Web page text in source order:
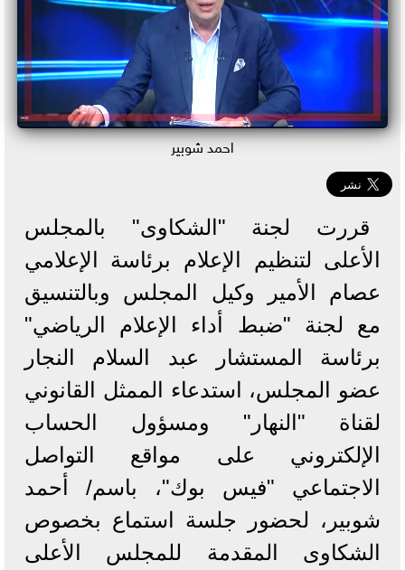
احمد شوبير
قررت لجنة "الشكاوى" بالمجلس
الأعلى لتنظيم الإعلام برئاسة الإعلامي
عصام الأمير وكيل المجلس وبالتنسيق
مع لجنة "ضبط أداء الإعلام الرياضي"
برئاسة المستشار عبد السلام النجار
عضو المجلس، استدعاء الممثل القانوني
لقناة "النهار" ومسؤول الحساب
الإلكتروني على مواقع التواصل
الاجتماعي "فيس بوك"، باسم/ أحمد
شوبير، لحضور جلسة استماع بخصوص
الشكاوى المقدمة للمجلس الأعلى